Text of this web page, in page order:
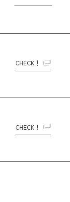
CHECK！
CHECK！